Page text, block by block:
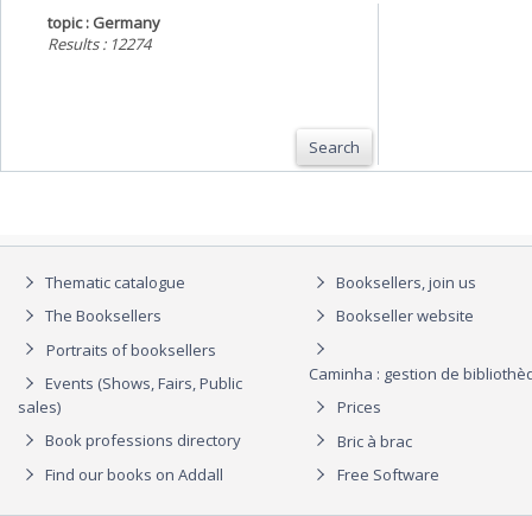
topic : Germany
Results : 12274
Search
Thematic catalogue
The Booksellers
Portraits of booksellers
Events (Shows, Fairs, Public
sales)
Book professions directory
Find our books on Addall
Booksellers, join us
Bookseller website
Caminha : gestion de
Prices
Bric à brac
Free Software